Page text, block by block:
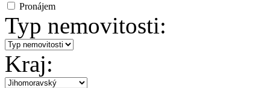
Pronájem
Typ nemovitosti:
Kraj: